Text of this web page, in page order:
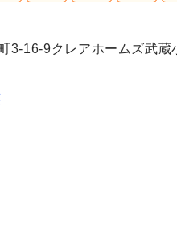
3-16-9クレアホームズ武蔵